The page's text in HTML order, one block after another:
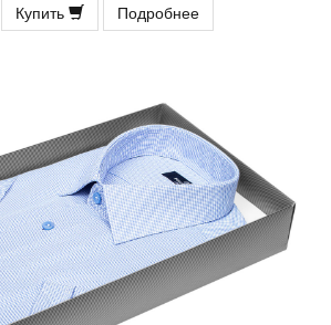
Купить Подробнее